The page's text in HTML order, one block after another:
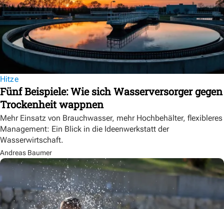
Hitze
Fünf Beispiele: Wie sich Wasserversorger gegen
Trockenheit wappnen
Mehr Einsatz von Brauchwasser, mehr Hochbehälter, flexibleres
Management: Ein Blick in die Ideenwerkstatt der
Wasserwirtschaft.
Andreas Baumer